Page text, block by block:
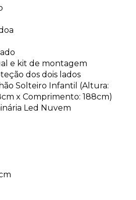
e kit de montagem
dos dois lados
Solteiro Infantil (Altura:
x Comprimento: 188cm)
Led Nuvem